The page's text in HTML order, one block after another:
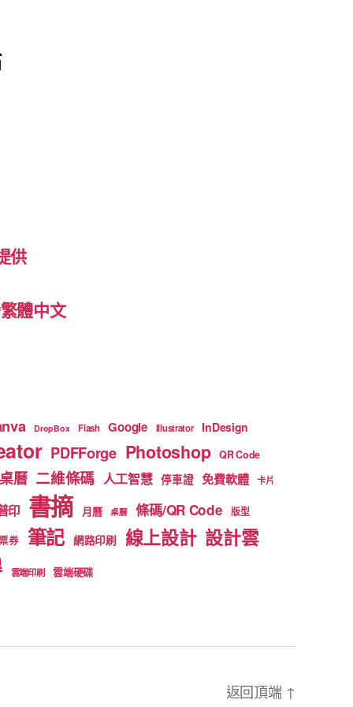
供
體中文
DropBox Flash Google Illustrator InDesign
PDFForge Photoshop QR Code
曆 二維條碼 人工智慧 停車證 免費軟體 卡片
印 書摘 月曆 桌曆 條碼/QR Code 版型
券 筆記 網路印刷 線上設計 設計雲
雲端印刷 雲端硬碟
返回頂端 ↑